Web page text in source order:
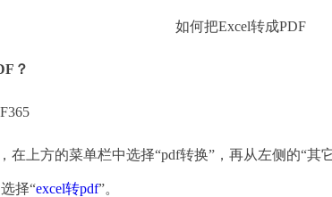
如何把Excel转成PDF
？
上方的菜单栏中选择“pdf转换”，再从左侧的“其
择“excel转pdf”。